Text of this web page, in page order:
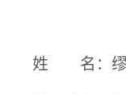
姓 名：缪